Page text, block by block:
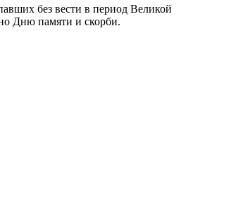
без вести в период Великой
Дню памяти и скорби.